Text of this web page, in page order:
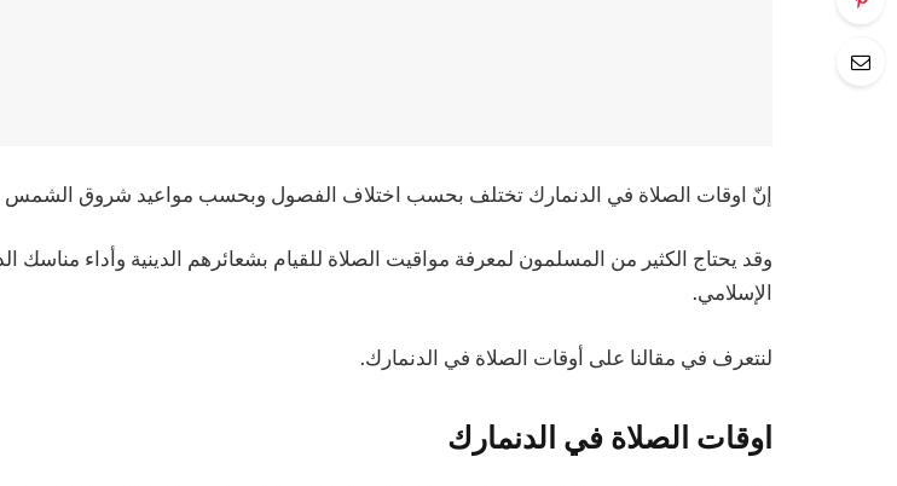
إنّ اوقات الصلاة في الدنمارك تختلف بحسب اختلاف الفصول وبحسب مواعيد شروق الشمس
وقد يحتاج الكثير من المسلمون لمعرفة مواقيت الصلاة للقيام بشعائرهم الدينية وأداء مناسك
الإسلامي.
لنتعرف في مقالنا على أوقات الصلاة في الدنمارك.
اوقات الصلاة في الدنمارك